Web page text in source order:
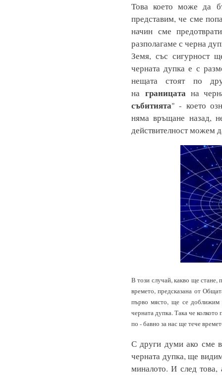
Това което може да
представим, че сме
начин сме
разполагаме с черна
Земя, със сигурност
черната дупка е с
нещата стоят по
на границатана
събитията" - което
няма връщане назад,
действителност можем
В този случай, какво ще стане,
времето, предсказана от
първо място, ще се доближим
черната дупка. Така че
по - бавно за нас ще тече
С други думи ако сме
черната дупка, ще
миналото. И след